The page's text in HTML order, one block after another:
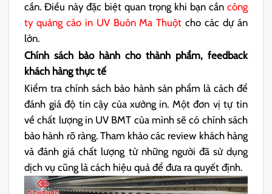
cần. Điều này đặc biệt quan trọng khi bạn cần công
ty quảng cáo in UV Buôn Ma Thuột cho các dự án
lớn.
Chính sách bảo hành cho thành phẩm, feedback
khách hàng thực tế
Kiểm tra chính sách bảo hành sản phẩm là cách để
đánh giá độ tin cậy của xưởng in. Một đơn vị tự tin
về chất lượng in UV BMT của mình sẽ có chính sách
bảo hành rõ ràng. Tham khảo các review khách hàng
và đánh giá chất lượng từ những người đã sử dụng
dịch vụ cũng là cách hiệu quả để đưa ra quyết định.